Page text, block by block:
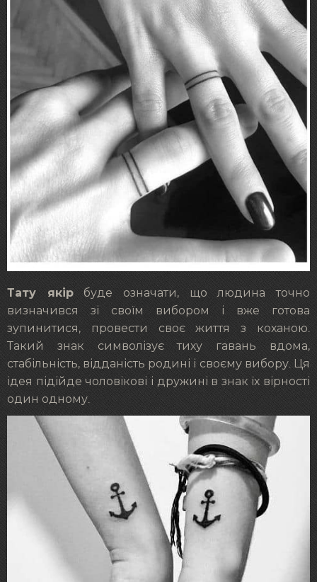
Тату якірбуде означати, що людина точно
визначився зі своїм вибором і вже готова
зупинитися, провести своє життя з коханою.
Такий знак символізує тиху гавань вдома,
стабільність, відданість родині і своєму вибору. Ця
ідея підійде чоловікові і дружині в знак їх вірності
один одному.